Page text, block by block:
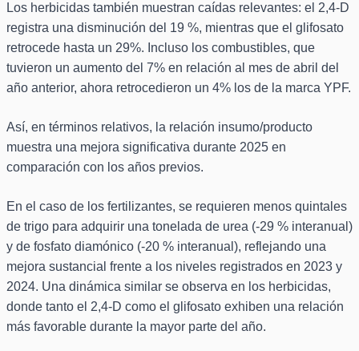
Los herbicidas también muestran caídas relevantes: el 2,4-D
registra una disminución del 19 %, mientras que el glifosato
retrocede hasta un 29%. Incluso los combustibles, que
tuvieron un aumento del 7% en relación al mes de abril del
año anterior, ahora retrocedieron un 4% los de la marca YPF.
Así, en términos relativos, la relación insumo/producto
muestra una mejora significativa durante 2025 en
comparación con los años previos.
En el caso de los fertilizantes, se requieren menos quintales
de trigo para adquirir una tonelada de urea (-29 % interanual)
y de fosfato diamónico (-20 % interanual), reflejando una
mejora sustancial frente a los niveles registrados en 2023 y
2024. Una dinámica similar se observa en los herbicidas,
donde tanto el 2,4-D como el glifosato exhiben una relación
más favorable durante la mayor parte del año.